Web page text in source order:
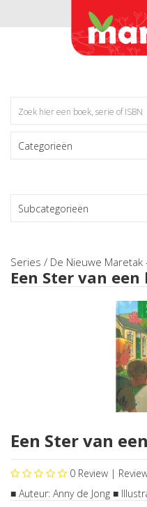
Categorieën
Subcategorieën
Series / De Nieuwe
Een Ster van een
Een Ster van
0 Review |
■ Auteur: Anny de Jong ■